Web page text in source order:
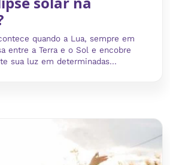
quando a Lua, sempre em
entre a Terra e o Sol e encobre
sua luz em determinadas...